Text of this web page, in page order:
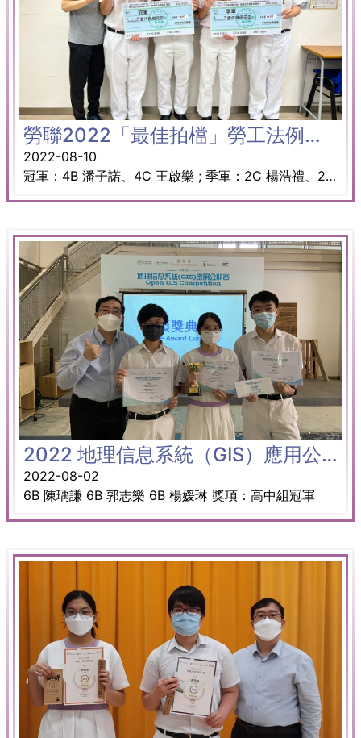
勞聯2022「最佳拍檔」勞工法例及職安健綜合常識問答比賽
2022-08-10
冠軍：4B 潘子諾、4C 王啟樂 ; 季軍：2C 楊浩禮、2D 黃逸朗
2022 地理信息系統（GIS）應用公開賽
2022-08-02
6B 陳瑀謙 6B 郭志樂 6B 楊媛琳 獎項：高中組冠軍